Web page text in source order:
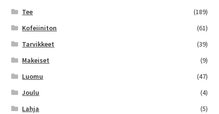
Tee
(189)
Kofeiiniton
(61)
Tarvikkeet
(39)
Makeiset
(9)
Luomu
(47)
Joulu
(4)
Lahja
(5)